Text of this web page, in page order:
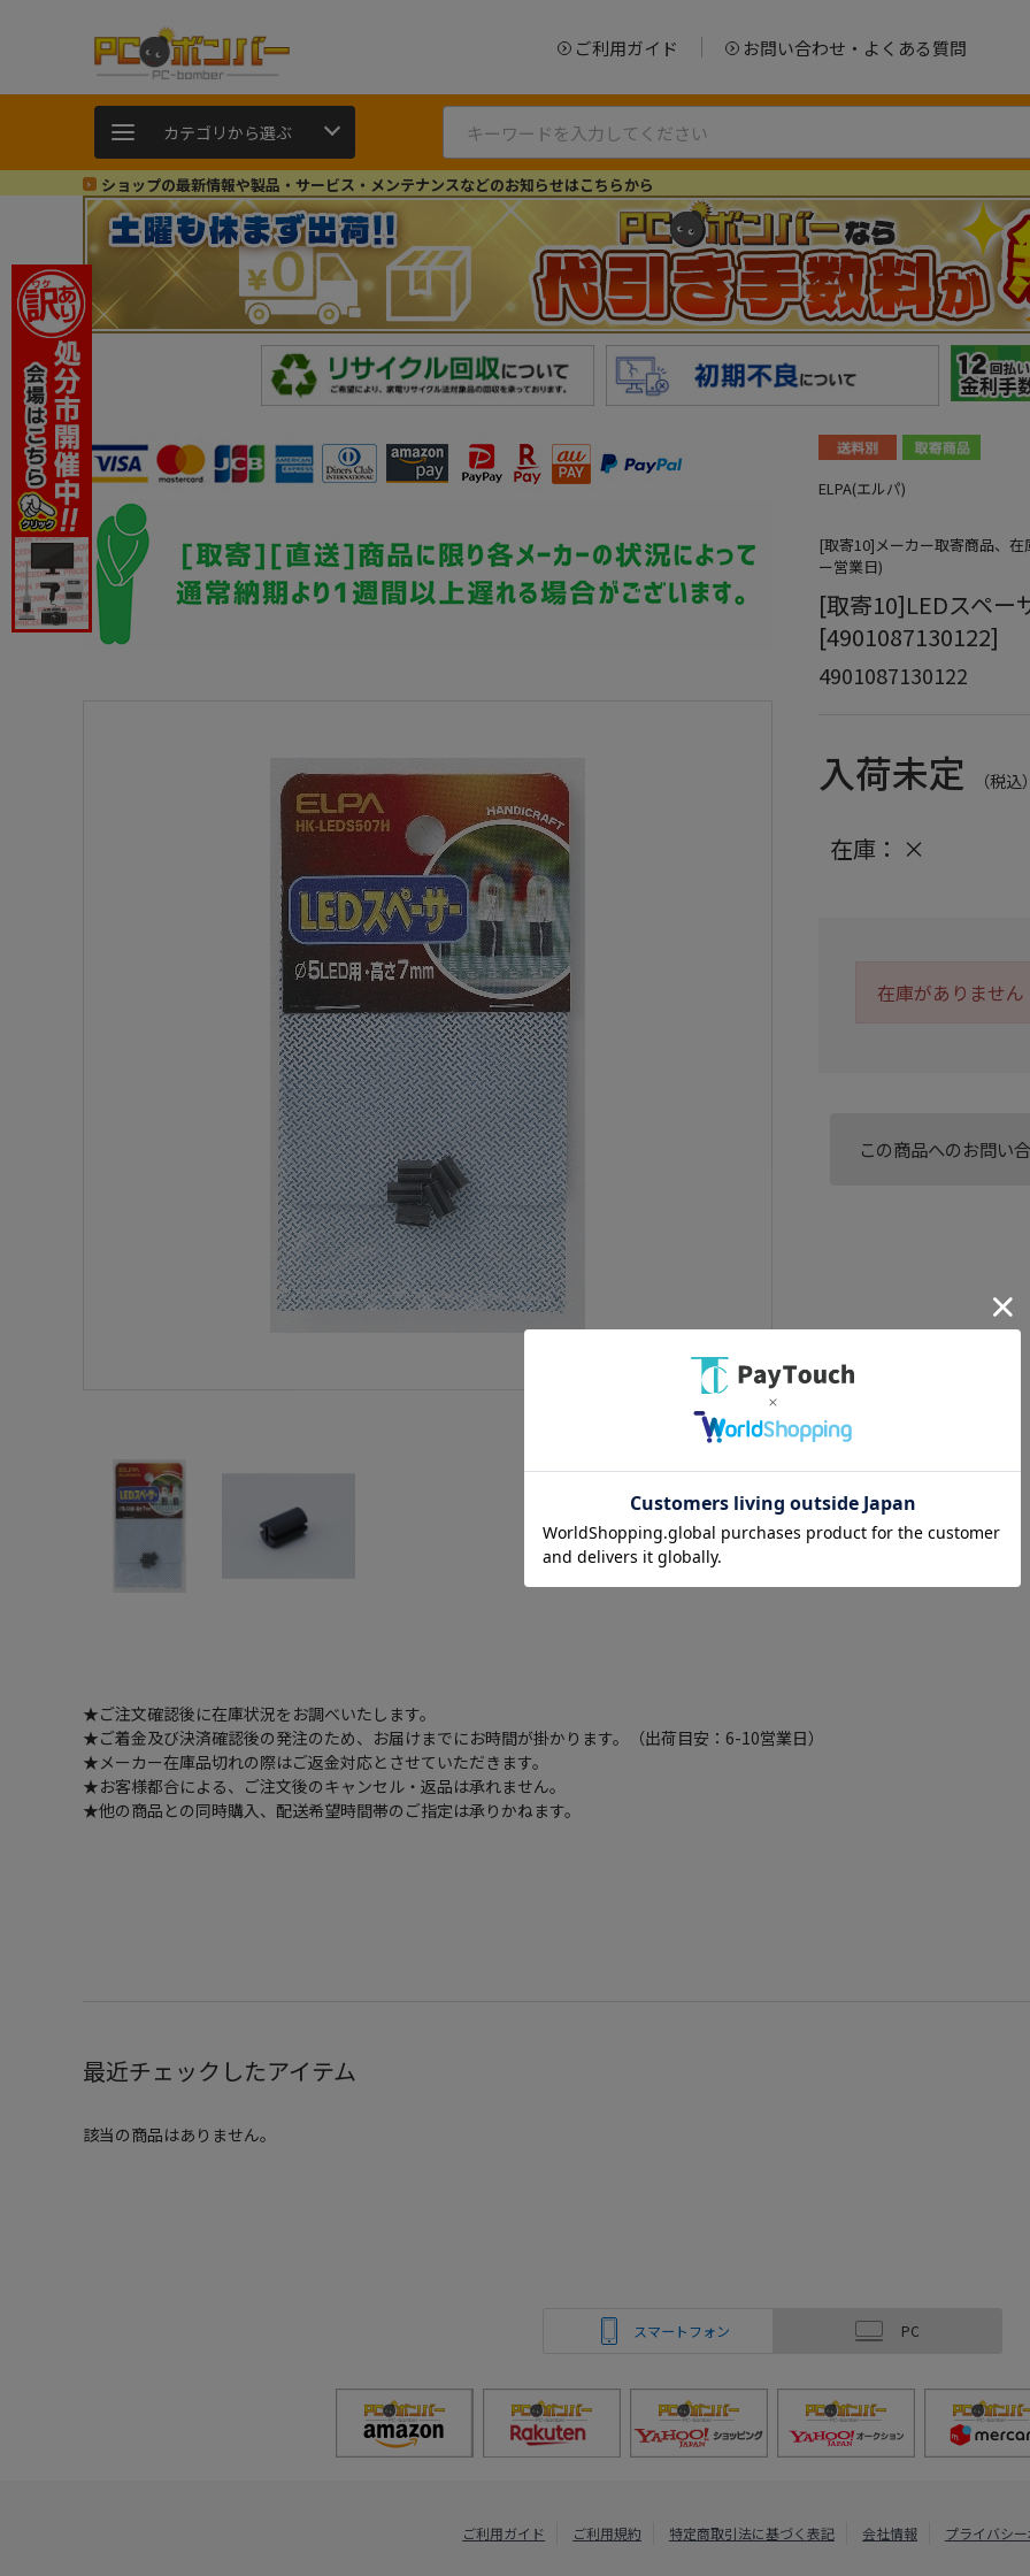
ご利用ガイド お問い合わせ・よくある質問
カテゴリから選ぶ
ショップの最新情報や製品・サービス・メンテナンスなどのお知らせはこちらから
ELPA(エルパ)
[取寄10]メーカー取寄商品、
ー営業日)
[取寄10]LEDスペー
[4901087130122]
4901087130122
入荷未定 （税込
在庫： ×
在庫がありません
この商品へのお問い
★ご注文確認後に在庫状況をお調べいたします。
★ご着金及び決済確認後の発注のため、お届けまでにお時間が掛かります。（出荷目安：6-10営業日）
★メーカー在庫品切れの際はご返金対応とさせていただきます。
★お客様都合による、ご注文後のキャンセル・返品は承れません。
★他の商品との同時購入、配送希望時間帯のご指定は承りかねます。
最近チェックしたアイテム
該当の商品はありません。
スマートフォン PC
ご利用ガイド ご利用規約 特定商取引法に基づく表記 会社情報 プライバシ